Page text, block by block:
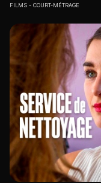
FILMS COURT-MÉTRAGE